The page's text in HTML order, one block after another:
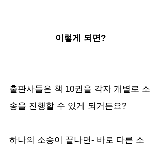
이렇게 되면?
출판사들은 책 10권을 각자 개별로 소
송을 진행할 수 있게 되거든요?
하나의 소송이 끝나면- 바로 다른 소